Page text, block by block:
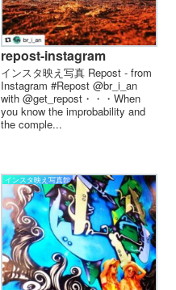
repost-instagram
インスタ映え写真 Repost - from
Instagram #Repost @br_i_an
with @get_repost・・・When
you know the improbability and
the comple...
インスタ映え写真館